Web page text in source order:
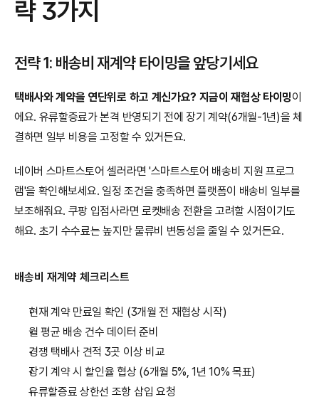
략 3가지
전략 1: 배송비 재계약 타이밍을 앞당기세요
택배사와 계약을 연단위로 하고 계신가요? 지금이 재협상 타이밍이
에요. 유류할증료가 본격 반영되기 전에 장기 계약(6개월-1년)을 체
결하면 일부 비용을 고정할 수 있거든요.
네이버 스마트스토어 셀러라면 '스마트스토어 배송비 지원 프로그
램'을 확인해보세요. 일정 조건을 충족하면 플랫폼이 배송비 일부를
보조해줘요. 쿠팡 입점사라면 로켓배송 전환을 고려할 시점이기도
해요. 초기 수수료는 높지만 물류비 변동성을 줄일 수 있거든요.
배송비 재계약 체크리스트
현재 계약 만료일 확인 (3개월 전 재협상 시작)
월 평균 배송 건수 데이터 준비
경쟁 택배사 견적 3곳 이상 비교
장기 계약 시 할인율 협상 (6개월 5%, 1년 10% 목표)
유류할증료 상한선 조항 삽입 요청